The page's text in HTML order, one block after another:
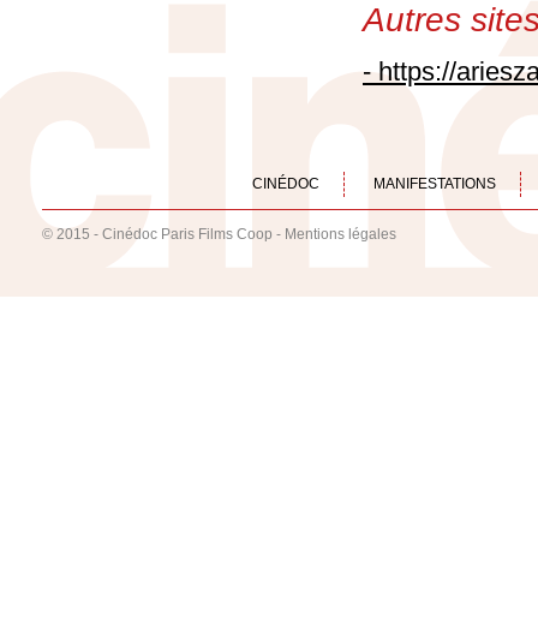
Autres
- https://
CINÉDOC MANIFESTATIONS
© 2015 - Cinédoc Paris Films Coop - Mentions légales